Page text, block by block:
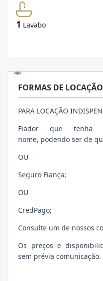
1 Lavabo
FORMAS DE LOCAÇÃO
PARA LOCAÇÃO
Fiador que tenha
nome, podendo ser de
OU
Seguro Fiança;
OU
CredPago;
Consulte um de nossos
Os preços e
sem prévia comunicação.